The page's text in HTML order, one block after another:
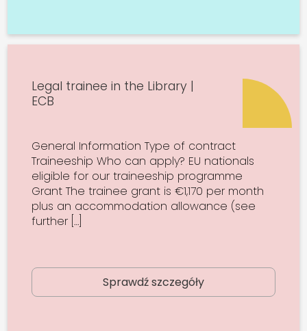
Legal trainee in the Library |
ECB
General Information Type of contract
Traineeship Who can apply? EU nationals
eligible for our traineeship programme
Grant The trainee grant is €1,170 per month
plus an accommodation allowance (see
further […]
Sprawdź szczegóły